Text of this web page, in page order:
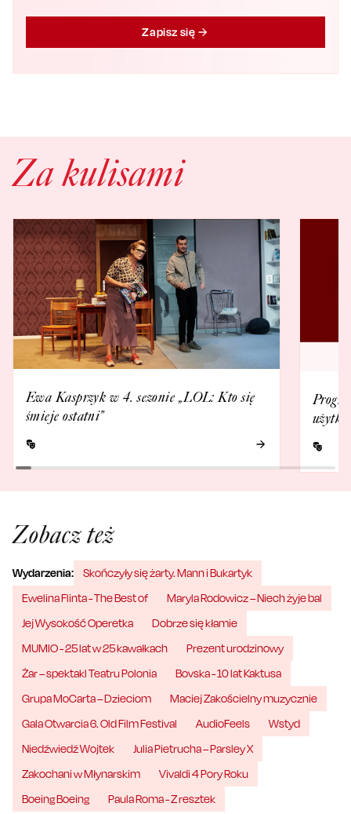
Zapisz się
Za kulisami
Ewa Kasprzyk w 4. sezonie „LOL: Kto się
śmieje ostatni”
Zobacz też
Wydarzenia:
Skończyły się żarty. Mann i Bukartyk
Ewelina Flinta - The Best of
Maryla Rodowicz – Niech żyje bal
Jej Wysokość Operetka
Dobrze się kłamie
MUMIO - 25 lat w 25 kawałkach
Prezent urodzinowy
Żar – spektakl Teatru Polonia
Bovska - 10 lat Kaktusa
Grupa MoCarta – Dzieciom
Maciej Zakościelny muzycznie
Gala Otwarcia 6. Old Film Festival
AudioFeels
Wstyd
Niedźwiedź Wojtek
Julia Pietrucha – Parsley X
Zakochani w Młynarskim
Vivaldi 4 Pory Roku
Boeing Boeing
Paula Roma - Z resztek